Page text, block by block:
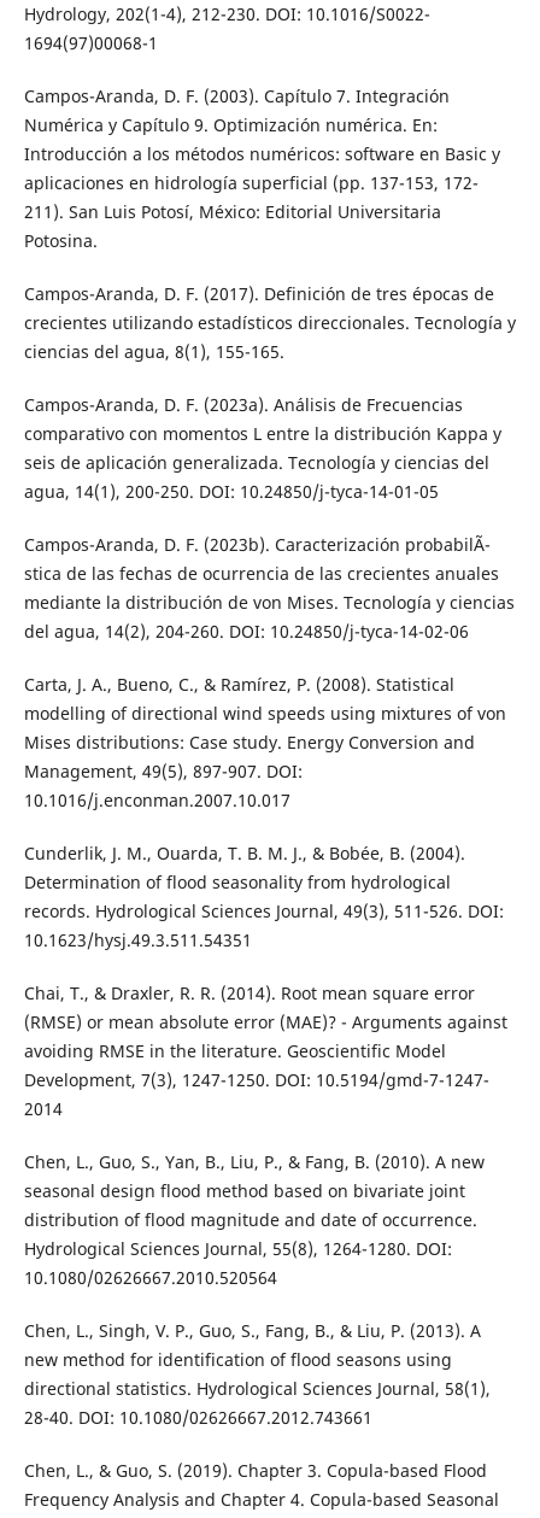
Hydrology, 202(1-4), 212-230. DOI: 10.1016/S0022-
1694(97)00068-1
Campos-Aranda, D. F. (2003). Capítulo 7. Integración
Numérica y Capítulo 9. Optimización numérica. En:
Introducción a los métodos numéricos: software en Basic y
aplicaciones en hidrología superficial (pp. 137-153, 172-
211). San Luis Potosí, México: Editorial Universitaria
Potosina.
Campos-Aranda, D. F. (2017). Definición de tres épocas de
crecientes utilizando estadísticos direccionales. Tecnología y
ciencias del agua, 8(1), 155-165.
Campos-Aranda, D. F. (2023a). Análisis de Frecuencias
comparativo con momentos L entre la distribución Kappa y
seis de aplicación generalizada. Tecnología y ciencias del
agua, 14(1), 200-250. DOI: 10.24850/j-tyca-14-01-05
Campos-Aranda, D. F. (2023b). Caracterización probabilÃ­
stica de las fechas de ocurrencia de las crecientes anuales
mediante la distribución de von Mises. Tecnología y ciencias
del agua, 14(2), 204-260. DOI: 10.24850/j-tyca-14-02-06
Carta, J. A., Bueno, C., & Ramírez, P. (2008). Statistical
modelling of directional wind speeds using mixtures of von
Mises distributions: Case study. Energy Conversion and
Management, 49(5), 897-907. DOI:
10.1016/j.enconman.2007.10.017
Cunderlik, J. M., Ouarda, T. B. M. J., & Bobée, B. (2004).
Determination of flood seasonality from hydrological
records. Hydrological Sciences Journal, 49(3), 511-526. DOI:
10.1623/hysj.49.3.511.54351
Chai, T., & Draxler, R. R. (2014). Root mean square error
(RMSE) or mean absolute error (MAE)? - Arguments against
avoiding RMSE in the literature. Geoscientific Model
Development, 7(3), 1247-1250. DOI: 10.5194/gmd-7-1247-
2014
Chen, L., Guo, S., Yan, B., Liu, P., & Fang, B. (2010). A new
seasonal design flood method based on bivariate joint
distribution of flood magnitude and date of occurrence.
Hydrological Sciences Journal, 55(8), 1264-1280. DOI:
10.1080/02626667.2010.520564
Chen, L., Singh, V. P., Guo, S., Fang, B., & Liu, P. (2013). A
new method for identification of flood seasons using
directional statistics. Hydrological Sciences Journal, 58(1),
28-40. DOI: 10.1080/02626667.2012.743661
Chen, L., & Guo, S. (2019). Chapter 3. Copula-based Flood
Frequency Analysis and Chapter 4. Copula-based Seasonal